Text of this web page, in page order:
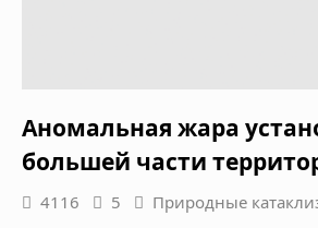
Аномальная жара
большей части
4116 5 Природные